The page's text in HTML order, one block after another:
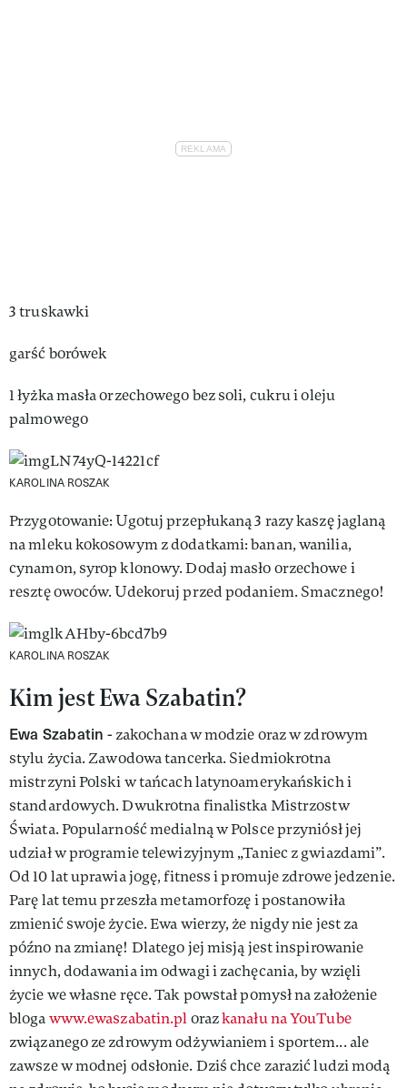
3 truskawki
garść borówek
1 łyżka masła orzechowego bez soli, cukru i oleju
palmowego
KAROLINA ROSZAK
Przygotowanie: Ugotuj przepłukaną 3 razy kaszę jaglaną
na mleku kokosowym z dodatkami: banan, wanilia,
cynamon, syrop klonowy. Dodaj masło orzechowe i
resztę owoców. Udekoruj przed podaniem. Smacznego!
KAROLINA ROSZAK
Kim jest Ewa Szabatin?
Ewa Szabatin - zakochana w modzie oraz w zdrowym
stylu życia. Zawodowa tancerka. Siedmiokrotna
mistrzyni Polski w tańcach latynoamerykańskich i
standardowych. Dwukrotna finalistka Mistrzostw
Świata. Popularność medialną w Polsce przyniósł jej
udział w programie telewizyjnym „Taniec z gwiazdami”.
Od 10 lat uprawia jogę, fitness i promuje zdrowe jedzenie.
Parę lat temu przeszła metamorfozę i postanowiła
zmienić swoje życie. Ewa wierzy, że nigdy nie jest za
późno na zmianę! Dlatego jej misją jest inspirowanie
innych, dodawania im odwagi i zachęcania, by wzięli
życie we własne ręce. Tak powstał pomysł na założenie
blogawww.ewaszabatin.plorazkanału na YouTube
związanego ze zdrowym odżywianiem i sportem... ale
zawsze w modnej odsłonie. Dziś chce zarazić ludzi modą